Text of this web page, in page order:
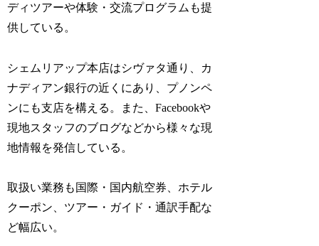
ディツアーや体験・交流プログラムも提
供している。
シェムリアップ本店はシヴァタ通り、カ
ナディアン銀行の近くにあり、プノンペ
ンにも支店を構える。また、Facebookや
現地スタッフのブログなどから様々な現
地情報を発信している。
取扱い業務も国際・国内航空券、ホテル
クーポン、ツアー・ガイド・通訳手配な
ど幅広い。